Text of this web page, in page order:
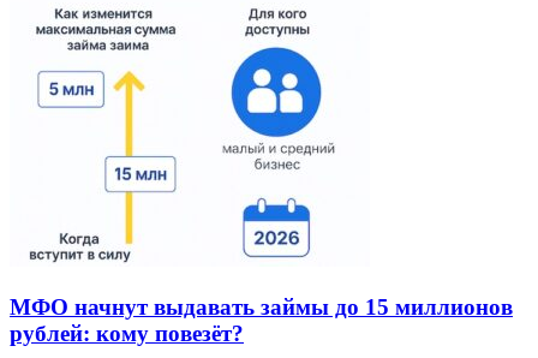
МФО начнут выдавать займы до 15 миллионов
рублей: кому повезёт?